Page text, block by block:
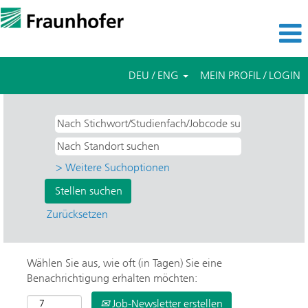
DEU / ENG MEIN PROFIL / LOGIN
> Weitere Suchoptionen
Zurücksetzen
Wählen Sie aus, wie oft (in Tagen) Sie eine
Benachrichtigung erhalten möchten:
Job-Newsletter erstellen